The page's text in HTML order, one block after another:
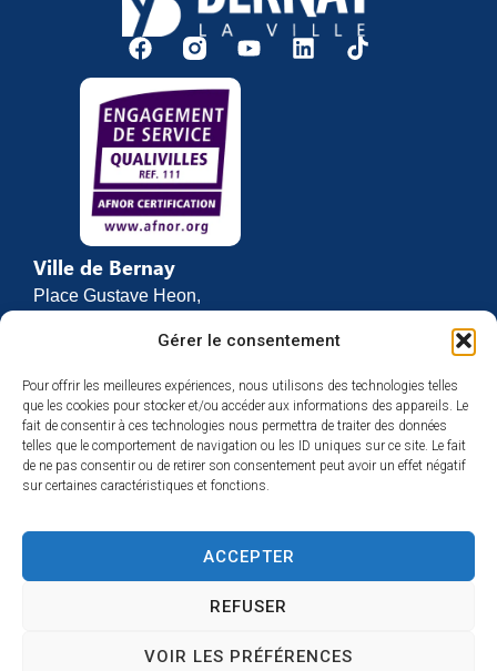
Gérer le consentement
Pour offrir les meilleures expériences, nous utilisons des technologies telles
que les cookies pour stocker et/ou accéder aux informations des appareils. Le
fait de consentir à ces technologies nous permettra de traiter des données
telles que le comportement de navigation ou les ID uniques sur ce site. Le fait
de ne pas consentir ou de retirer son consentement peut avoir un effet négatif
sur certaines caractéristiques et fonctions.
ACCEPTER
REFUSER
VOIR LES PRÉFÉRENCES
Ville de Bernay
Place Gustave Heon,
27307 BERNAY
02 32 46 63 00
Contact
Horaires d’ouverture
Du lundi au vendredi :
et de 13h30 à 17h